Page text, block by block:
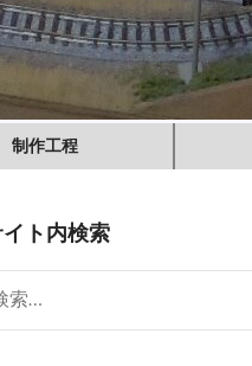
制作工程
ト内検索